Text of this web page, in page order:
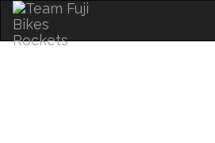
Skip
content